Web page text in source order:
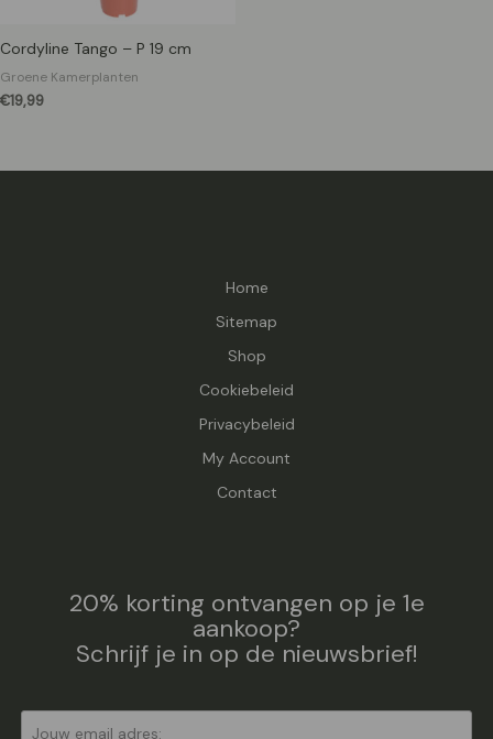
Cordyline Tango – P 19 cm
Groene Kamerplanten
€19,99
Home
Sitemap
Shop
Cookiebeleid
Privacybeleid
My Account
Contact
20% korting ontvangen op je 1e
aankoop?
Schrijf je in op de nieuwsbrief!